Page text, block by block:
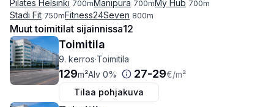
Pilates Helsinki 700mManipura 700mMy Hub 700m
Stadi Fit 750mFitness24Seven 800m
Muut toimitilat sijainnissa12
Toimitila
9. kerros·Toimitila
129m²Alv 0% 27-29€/m²
Tilaa pohjakuva